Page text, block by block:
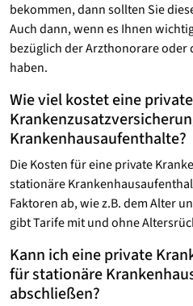
bekommen, dann sollten Sie
Auch dann, wenn es Ihnen
bezüglich der Arzthonorare oder
haben.
Wie viel kostet eine private
Krankenhausaufenthalte?
Die Kosten für eine private
stationäre
Faktoren ab, wie z.B. dem Alter
gibt Tarife mit und ohne
Kann ich eine private
für stationäre
abschließen?